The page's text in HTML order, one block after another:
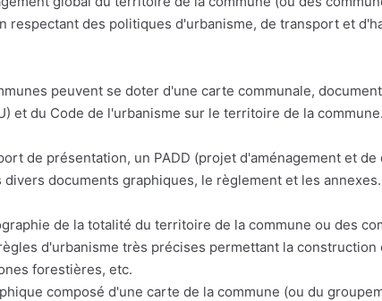
respectant des politiques d'urbanisme, de transport et
peuvent se doter d'une carte communale,
et du Code de l'urbanisme sur le territoire de la commune.
de présentation, un PADD (projet d'aménagement et
documents graphiques, le règlement et les annexes.
de la totalité du territoire de la commune ou des
d'urbanisme très précises permettant la
forestières, etc.
composé d'une carte de la commune (ou du